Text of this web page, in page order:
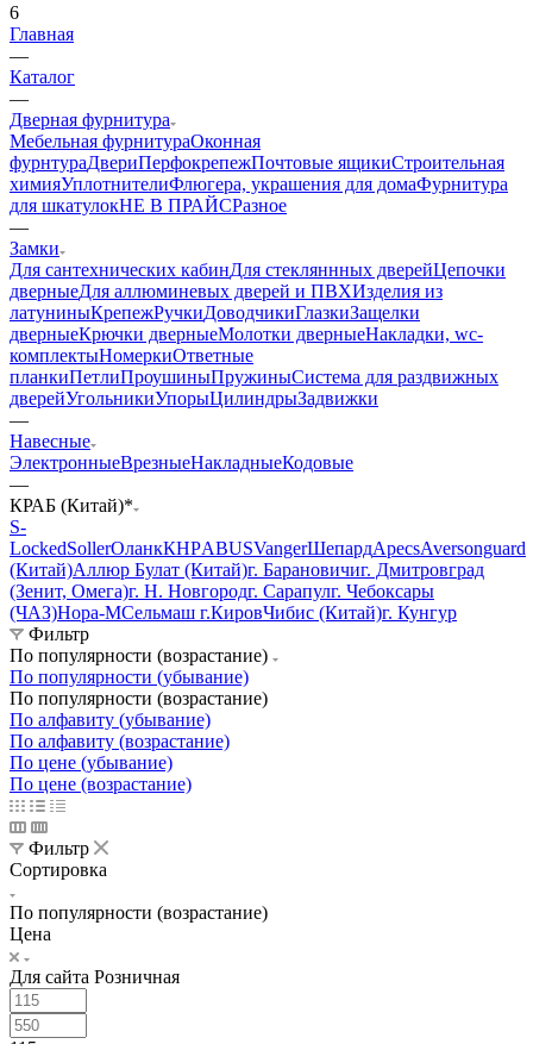
6
Главная
—
Каталог
—
Дверная фурнитура
Мебельная фурнитураОконная
фурнтураДвериПерфокрепежПочтовые ящикиСтроительная
химияУплотнителиФлюгера, украшения для домаФурнитура
для шкатулокНЕ В ПРАЙСРазное
—
Замки
Для сантехнических кабинДля стекляннных дверейЦепочки
дверныеДля аллюминевых дверей и ПВХИзделия из
латуниныКрепежРучкиДоводчикиГлазкиЗащелки
дверныеКрючки дверныеМолотки дверныеНакладки, wc-
комплектыНомеркиОтветные
планкиПетлиПроушиныПружиныСистема для раздвижных
дверейУгольникиУпорыЦилиндрыЗадвижки
—
Навесные
ЭлектронныеВрезныеНакладныеКодовые
—
КРАБ (Китай)*
S-
LockedSollerОланкКНРABUSVangerШепардApecsAversonguard
(Китай)Аллюр Булат (Китай)г. Барановичиг. Дмитровград
(Зенит, Омега)г. Н. Новгородг. Сарапулг. Чебоксары
(ЧАЗ)Нора-МСельмаш г.КировЧибис (Китай)г. Кунгур
Фильтр
По популярности (возрастание)
По популярности (убывание)
По популярности (возрастание)
По алфавиту (убывание)
По алфавиту (возрастание)
По цене (убывание)
По цене (возрастание)
Фильтр
Сортировка
По популярности (возрастание)
Цена
Для сайта Розничная